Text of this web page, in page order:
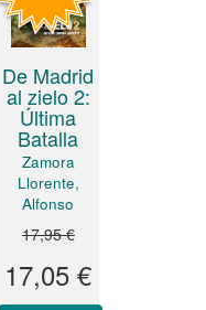
De Madrid
al zielo 2:
Última
Batalla
Zamora
Llorente,
Alfonso
17,95 €
17,05 €